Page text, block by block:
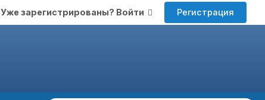
Уже зарегистрированы? Войти Регистрация